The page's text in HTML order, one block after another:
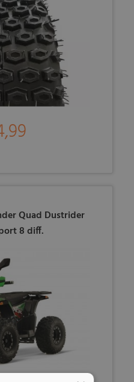
Quad Dustrider
8 diff.